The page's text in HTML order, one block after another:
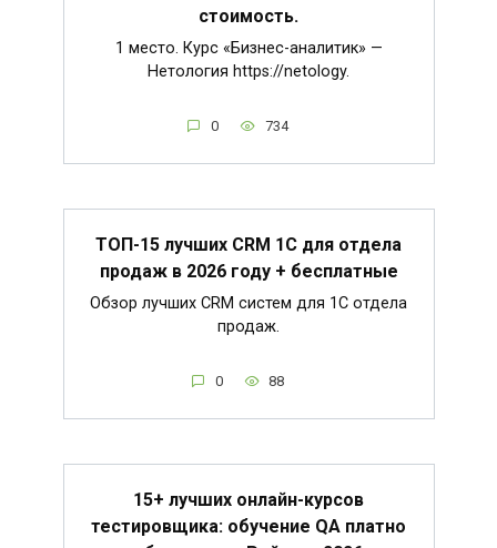
стоимость.
1 место. Курс «Бизнес-аналитик» —
Нетология https://netology.
0 734
ТОП-15 лучших CRM 1C для отдела
продаж в 2026 году + бесплатные
Обзор лучших CRM систем для 1С отдела
продаж.
0 88
15+ лучших онлайн-курсов
тестировщика: обучение QA платно